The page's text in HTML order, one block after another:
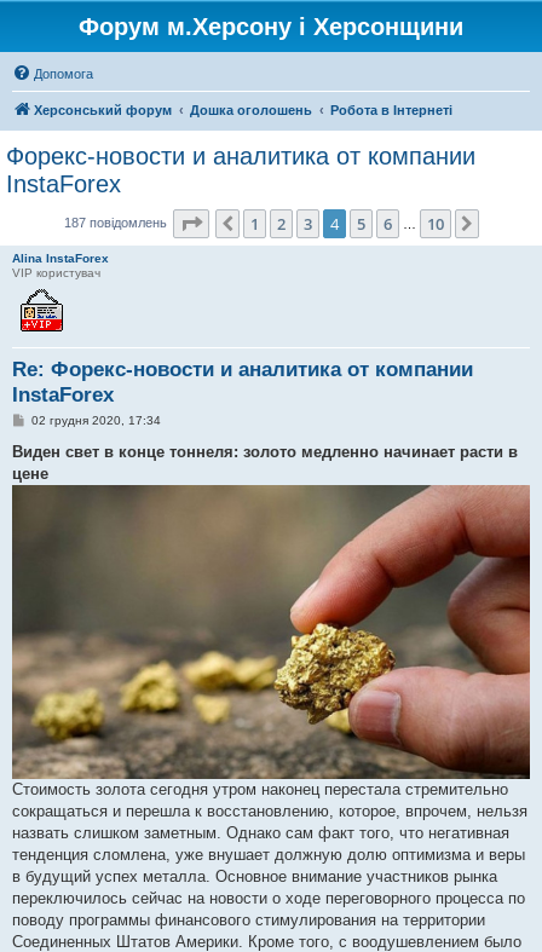
Форум м.Херсону і Херсонщини
Допомога
Херсонський форум Дошка оголошень Робота в Інтернеті
Форекс-новости и аналитика от компании
InstaForex
187 повідомлень Сторінка 4з 10
Поперед.
1 2 3 4 5 6 10
Alina InstaForex
VIP користувач
Re: Форекс-новости и аналитика от компании
InstaForex
П
в
д
02 грудня 2020, 17:34
Виден свет в конце тоннеля: золото медленно начинает расти в
цене
Стоимость золота сегодня утром наконец перестала стремительно
сокращаться и перешла к восстановлению, которое, впрочем, нельзя
назвать слишком заметным. Однако сам факт того, что негативная
тенденция сломлена, уже внушает должную долю оптимизма и веры
в будущий успех металла. Основное внимание участников рынка
переключилось сейчас на новости о ходе переговорного процесса по
поводу программы финансового стимулирования на территории
Соединенных Штатов Америки. Кроме того, с воодушевлением было